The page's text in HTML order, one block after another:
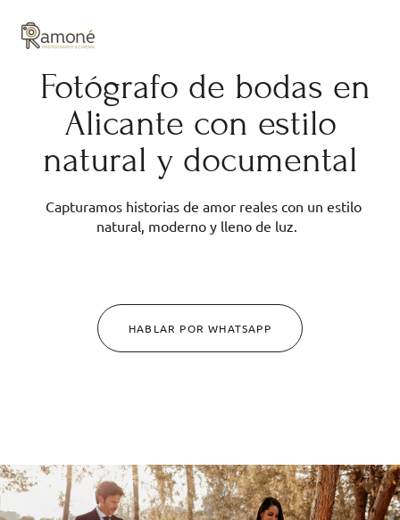
Fotógrafo de bodas en
Alicante con estilo
natural y documental
Capturamos historias de amor reales con un estilo
natural, moderno y lleno de luz.
HABLAR POR WHATSAPP